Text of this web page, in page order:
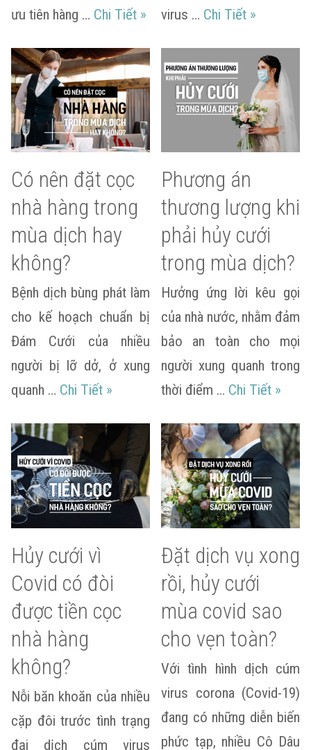
ưu tiên hàng … Chi Tiết Muốn làm Lễ Cưới mùa Covid
»
virus … Chi Tiết Kế hoạch
»
Có nên đặt cọc
nhà hàng trong
mùa dịch hay
không?
Bệnh dịch bùng phát làm
cho kế hoạch chuẩn bị
Đám Cưới của nhiều
người bị lỡ dở, ở xung
quanh … Chi Tiết Có nên đặt cọc nhà hàng trong mùa
»
Phương án
thương lượng khi
phải hủy cưới
trong mùa dịch?
Hưởng ứng lời kêu gọi
của nhà nước, nhằm đảm
bảo an toàn cho mọi
người xung quanh trong
thời điểm … Chi Tiết »
Hủy cưới vì
Covid có đòi
được tiền cọc
nhà hàng
không?
Nỗi băn khoăn của nhiều
cặp đôi trước tình trạng
đại dịch cúm virus
Đặt dịch vụ xong
rồi, hủy cưới
mùa covid sao
cho vẹn toàn?
Với tình hình dịch cúm
virus corona (Covid-19)
đang có những diễn biến
phức tạp, nhiều Cô Dâu